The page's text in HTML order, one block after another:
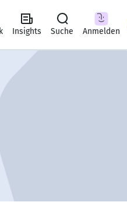
Insights Suche Anmelden